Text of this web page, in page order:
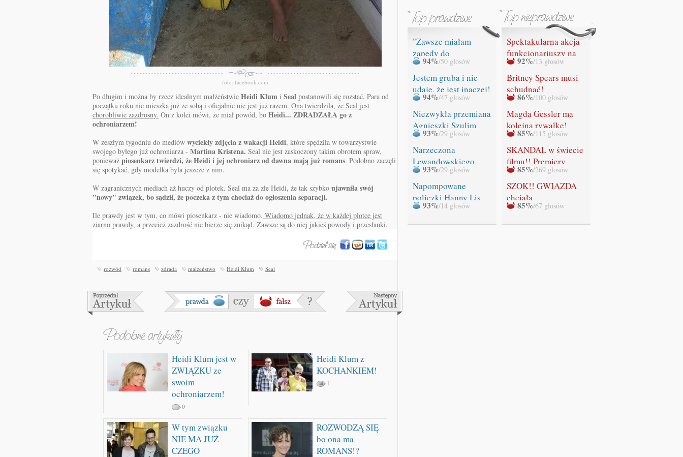
foto: facebook.com
Po długim i można by rzecz idealnym małżeństwie Heidi Klum i Seal postanowili się rozstać. Para od
początku roku nie mieszka już ze sobą i oficjalnie nie jest już razem. Ona twierdziła, że Seal jest
chorobliwie zazdrosny. On z kolei mówi, że miał powód, bo Heidi... ZDRADZAŁA go z
ochroniarzem!
W zeszłym tygodniu do mediów wyciekły zdjęcia z wakacji Heidi, które spędziła w towarzystwie
swojego byłego już ochroniarza - Martina Kristena. Seal nie jest zaskoczony takim obrotem spraw,
ponieważ piosenkarz twierdzi, że Heidi i jej ochroniarz od dawna mają już romans. Podobno zaczęli
się spotykać, gdy modelka była jeszcze z nim.
W zagranicznych mediach aż huczy od plotek. Seal ma za złe Heidi, że tak szybko ujawniła swój
"nowy" związek, bo sądził, że poczeka z tym chociaż do ogłoszenia separacji.
Ile prawdy jest w tym, co mówi piosenkarz - nie wiadomo. Wiadomo jednak, że w każdej plotce jest
ziarno prawdy, a przecież zazdrość nie bierze się znikąd. Zawsze są do niej jakieś powody i przesłanki.
rozwód romans zdrada małżeństwo Heidi Klum Seal
Heidi Klum jest w
ZWIĄZKU ze
swoim
ochroniarzem!
0
Heidi Klum z
KOCHANKIEM!
1
W tym związku
NIE MA JUŻ
CZEGO
ROZWODZĄ SIĘ
bo ona ma
ROMANS!?
"Zawsze miałam
zapędy do
ROZBIERANIA SIĘ"
94%/50 głosów
Jestem gruba i nie
udaję, że jest inaczej!
94%/47 głosów
Niezwykła przemiana
Agnieszki Szulim
93%/29 głosów
Narzeczona
Lewandowskiego
miała WYPADEK!
93%/29 głosów
Napompowane
policzki Hanny Lis
93%/14 głosów
Spektakularna akcja
funkcjonariuszy na
lotnisku w Gdańsku.
Służby celne
przechwyciły
bezcenny obraz
Leonardo da Vinci z
rąk rosyjskiego
przemytnika!
92%/13 głosów
Britney Spears musi
schudnąć!
86%/100 głosów
Magda Gessler ma
kolejną rywalkę!
85%/115 głosów
SKANDAL w świecie
filmu!! Premiery
ostatniej części
"Zmierzchu" NIE
BĘDZIE!!!
85%/269 głosów
SZOK!! GWIAZDA
chciała
WYSTRZELAĆ
swoich fanów!!!
85%/67 głosów